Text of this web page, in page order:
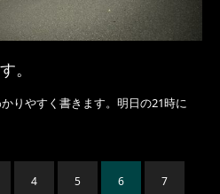
。
りやすく書きます。明日の21時に
4 5 6 7